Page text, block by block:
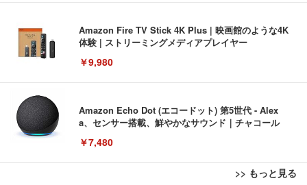
Amazon Fire TV Stick 4K Plus | 映画館のような4K
体験 | ストリーミングメディアプレイヤー
￥9,980
Amazon Echo Dot (エコードット) 第5世代 - Alex
a、センサー搭載、鮮やかなサウンド｜チャコール
￥7,480
>> もっと見る